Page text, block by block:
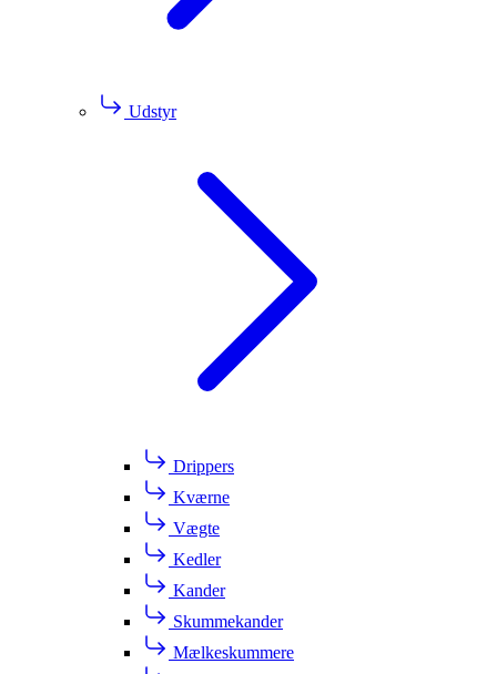
Udstyr
Drippers
Kværne
Vægte
Kedler
Kander
Skummekander
Mælkeskummere